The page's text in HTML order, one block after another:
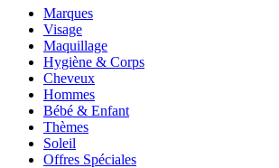
Marques
Visage
Maquillage
Hygiène & Corps
Cheveux
Hommes
Bébé & Enfant
Thèmes
Soleil
Offres Spéciales